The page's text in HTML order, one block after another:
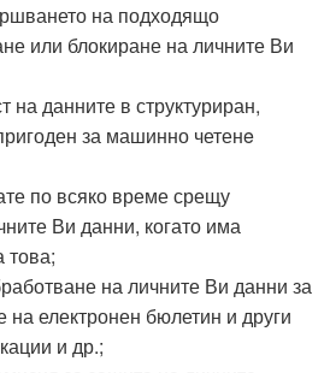
на подходящо
или блокиране на личните Ви
на данните в структуриран,
за машинно четенe
по всяко време срещу
Ви данни, когато има
това;
на личните Ви данни за
на електронен бюлетин и други
и др.;